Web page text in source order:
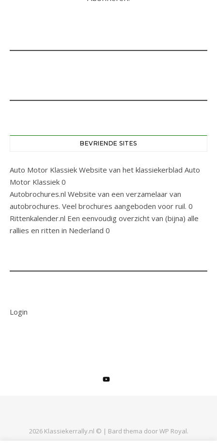
BEVRIENDE SITES
Auto Motor Klassiek Website van het klassiekerblad Auto
Motor Klassiek 0
Autobrochures.nl Website van een verzamelaar van
autobrochures. Veel brochures aangeboden voor ruil. 0
Rittenkalender.nl Een eenvoudig overzicht van (bijna) alle
rallies en ritten in Nederland 0
Login
2026 Klassiekerrally.nl © | Bard thema doorWP Royal.